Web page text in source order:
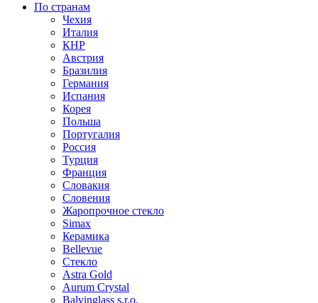
По странам
Чехия
Италия
КНР
Австрия
Бразилия
Германия
Испания
Корея
Польша
Португалия
Россия
Турция
Франция
Словакия
Словения
Жаропрочное стекло
Simax
Керамика
Bellevue
Стекло
Astra Gold
Aurum Crystal
Balvinglass s.r.o.